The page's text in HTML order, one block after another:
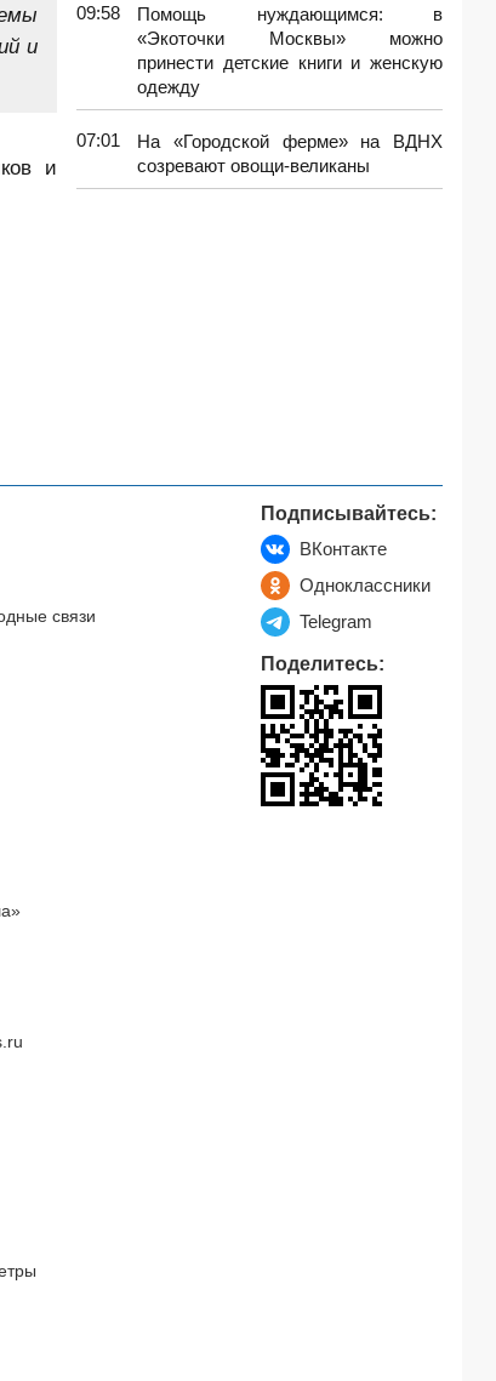
и
и
09:58
Помощь нуждающимся: в
«Экоточки Москвы» можно
принести детские книги и женскую
одежду
07:01
На «Городской ферме» на ВДНХ
созревают овощи-великаны
связи
Подписывайтесь:
ВКонтакте
Одноклассники
Telegram
Поделитесь: